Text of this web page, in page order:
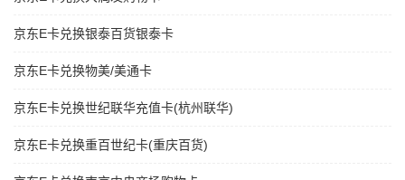
京东E卡兑换银泰百货银泰卡
京东E卡兑换物美/美通卡
京东E卡兑换世纪联华充值卡(杭州联华)
京东E卡兑换重百世纪卡(重庆百货)